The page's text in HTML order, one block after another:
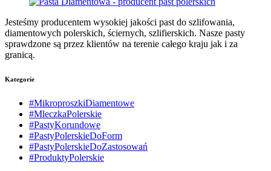
Jesteśmy producentem wysokiej jakości past do szlifowania,
diamentowych polerskich, ściernych, szlifierskich. Nasze pasty
sprawdzone są przez klientów na terenie całego kraju jak i za
granicą.
Kategorie
#MikroproszkiDiamentowe
#MleczkaPolerskie
#PastyKorundowe
#PastyPolerskieDoForm
#PastyPolerskieDoZastosowań
#ProduktyPolerskie